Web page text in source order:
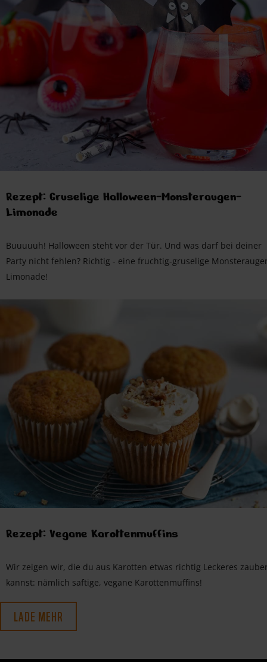
Rezept: Gruselige Halloween-Monsteraugen-
Limonade
Buuuuuh! Halloween steht vor der Tür. Und was darf bei deiner
Party nicht fehlen? Richtig - eine fruchtig-gruselige
Limonade!
Rezept: Vegane Karottenmuffins
Wir zeigen wir, die du aus Karotten etwas richtig Leckeres
kannst: nämlich saftige, vegane Karottenmuffins!
LADE MEHR